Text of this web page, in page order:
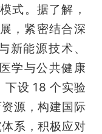
式。据了解，
，紧密结合深
新能源技术、
学与公共健康
下设 18 个实验
源，构建国际
系，积极应对